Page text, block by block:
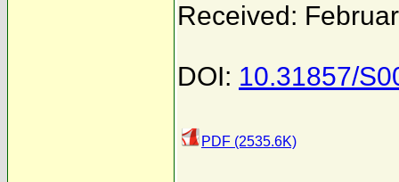
Received:
DOI: 10.31857/
PDF (2535.6K)